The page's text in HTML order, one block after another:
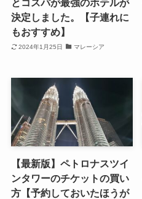
とコスパが最強のホテルが
決定しました。【子連れに
もおすすめ】
2024年1月25日 マレーシア
【最新版】ペトロナスツイ
ンタワーのチケットの買い
方【予約しておいたほうが